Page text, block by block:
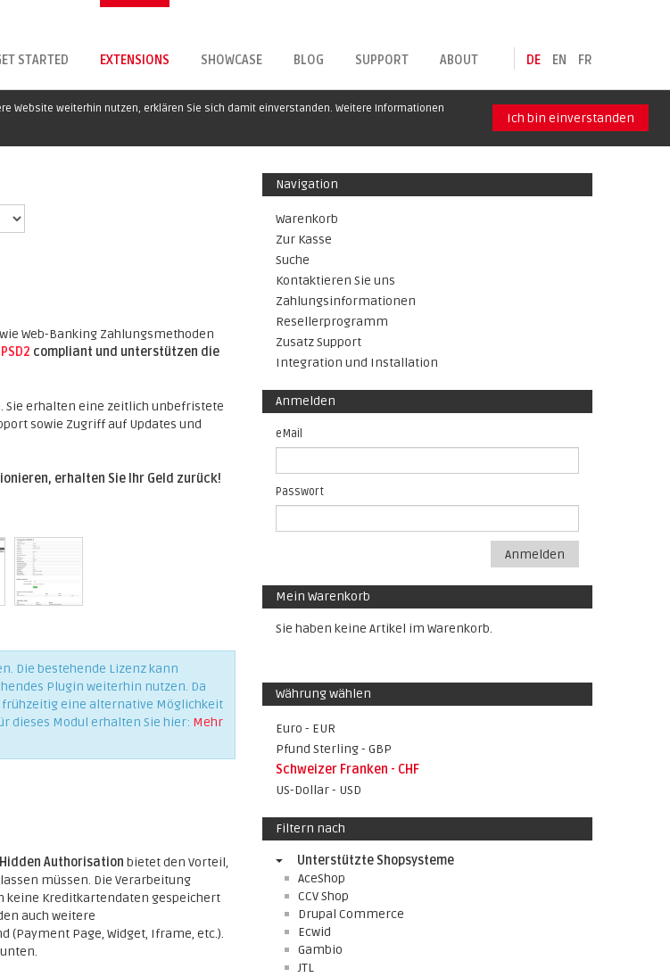
DE EN FR
STARTED EXTENSIONS SHOWCASE BLOG SUPPORT ABOUT
Website weiterhin nutzen, erklären Sie sich damit einverstanden. Weitere Informationen
Ich bin einverstanden
Web-Banking Zahlungsmethoden
PSD2 compliant und unterstützen die
Sie erhalten eine zeitlich unbefristete
sowie Zugriff auf Updates und
erhalten Sie Ihr Geld zurück!
Die bestehende Lizenz kann
Plugin weiterhin nutzen. Da
eine alternative Möglichkeit
dieses Modul erhalten Sie hier: Mehr
Hidden Authorisation bietet den Vorteil,
müssen. Die Verarbeitung
keine Kreditkartendaten gespeichert
auch weitere
(Payment Page, Widget, Iframe, etc.).
Navigation
Warenkorb
Zur Kasse
Suche
Kontaktieren Sie uns
Zahlungsinformationen
Resellerprogramm
Zusatz Support
Integration und Installation
Anmelden
eMail
Passwort
Anmelden
Mein Warenkorb
Sie haben keine Artikel im Warenkorb.
Währung wählen
Euro - EUR
Pfund Sterling - GBP
Schweizer Franken - CHF
US-Dollar - USD
Filtern nach
Unterstützte Shopsysteme
AceShop
CCV Shop
Drupal Commerce
Ecwid
Gambio
JTL